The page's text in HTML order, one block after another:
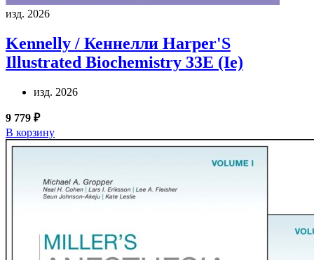
изд. 2026
Kennelly / Кеннелли Harper'S
Illustrated Biochemistry 33E (Ie)
изд. 2026
9 779 ₽
В корзину